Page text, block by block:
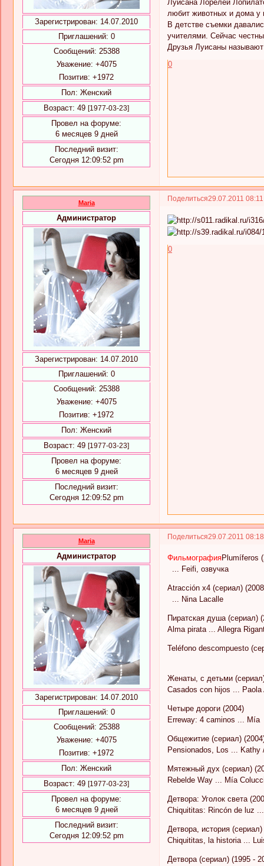
Зарегистрирован: 14.07.2010
Приглашений: 0
Сообщений: 25388
Уважение: +4075
Позитив: +1972
Пол: Женский
Возраст: 49 [1977-03-23]
Провел на форуме:
6 месяцев 9 дней
Последний визит:
Сегодня 12:09:52 pm
Луисана Лорелей
любит животных и дома у
В детстве съемки
учителями. Сейчас
Друзья Луисаны называют
0
Поделиться29.07.2011
Maria
Администратор
Зарегистрирован: 14.07.2010
Приглашений: 0
Сообщений: 25388
Уважение: +4075
Позитив: +1972
Пол: Женский
Возраст: 49 [1977-03-23]
Провел на форуме:
6 месяцев 9 дней
Последний визит:
Сегодня 12:09:52 pm
0
Поделиться29.07.2011
Maria
Администратор
Зарегистрирован: 14.07.2010
Приглашений: 0
Сообщений: 25388
Уважение: +4075
Позитив: +1972
Пол: Женский
Возраст: 49 [1977-03-23]
Провел на форуме:
6 месяцев 9 дней
Последний визит:
Сегодня 12:09:52 pm
ФильмографияPlumíferos
... Feifi, озвучка
Atracción x4 (сериал)
... Nina Lacalle
Пиратская душа (сериал)
Alma pirata ... Allegra
Teléfono descompuesto
Женаты, с детьми
Casados con hijos ... Paola
Четыре дороги (2004)
Erreway: 4 caminos ... Mía
Общежитие (сериал)
Pensionados, Los ... Kathy
Мятежный дух (сериал)
Rebelde Way ... Mía
Детвора: Уголок света
Chiquititas: Rincón de luz
Детвора, история (сериал)
Chiquititas, la historia ...
Детвора (сериал) (1995 -